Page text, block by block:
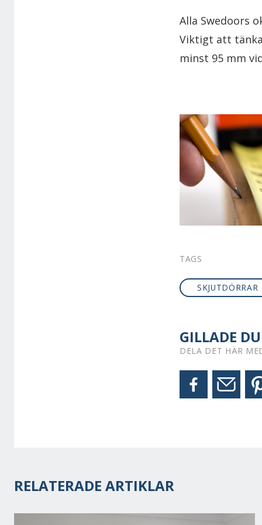
Alla Swedoors
Viktigt att
minst 95 mm
TAGS
SKJUTDÖRRAR
GILLADE
DELA DET HÄR
RELATERADE ARTIKLAR